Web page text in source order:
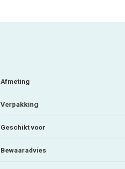
Afmeting
Verpakking
Geschikt voor
Bewaaradvies